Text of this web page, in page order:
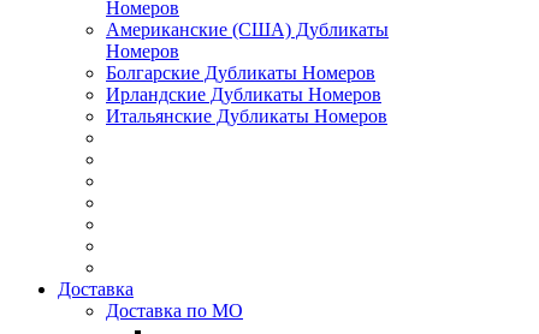
Номеров
Американские (США) Дубликаты
Номеров
Болгарские Дубликаты Номеров
Ирландские Дубликаты Номеров
Итальянские Дубликаты Номеров
Доставка
Доставка по МО